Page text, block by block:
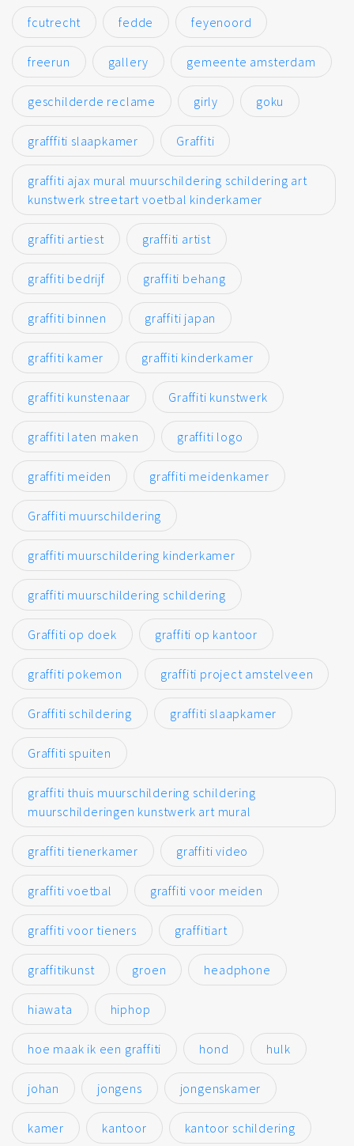
fcutrecht fedde feyenoord
freerun gallery gemeente amsterdam
geschilderde reclame girly goku
grafffiti slaapkamer Graffiti
graffiti ajax mural muurschildering schildering art
kunstwerk streetart voetbal kinderkamer
graffiti artiest graffiti artist
graffiti bedrijf graffiti behang
graffiti binnen graffiti japan
graffiti kamer graffiti kinderkamer
graffiti kunstenaar Graffiti kunstwerk
graffiti laten maken graffiti logo
graffiti meiden graffiti meidenkamer
Graffiti muurschildering
graffiti muurschildering kinderkamer
graffiti muurschildering schildering
Graffiti op doek graffiti op kantoor
graffiti pokemon graffiti project amstelveen
Graffiti schildering graffiti slaapkamer
Graffiti spuiten
graffiti thuis muurschildering schildering
muurschilderingen kunstwerk art mural
graffiti tienerkamer graffiti video
graffiti voetbal graffiti voor meiden
graffiti voor tieners graffitiart
graffitikunst groen headphone
hiawata hiphop
hoe maak ik een graffiti hond hulk
johan jongens jongenskamer
kamer kantoor kantoor schildering